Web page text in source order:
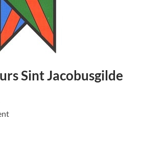
Sint Jacobusgilde